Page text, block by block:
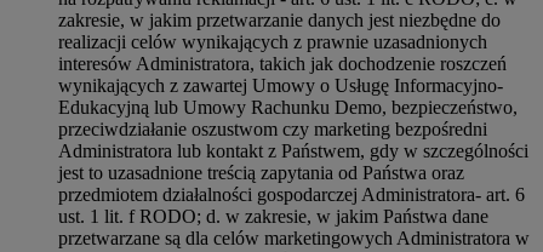
zakresie, w jakim przetwarzanie danych jest niezbędne do
realizacji celów wynikających z prawnie uzasadnionych
interesów Administratora, takich jak dochodzenie roszczeń
wynikających z zawartej Umowy o Usługę Informacyjno-
Edukacyjną lub Umowy Rachunku Demo, bezpieczeństwo,
przeciwdziałanie oszustwom czy marketing bezpośredni
Administratora lub kontakt z Państwem, gdy w szczególności
jest to uzasadnione treścią zapytania od Państwa oraz
przedmiotem działalności gospodarczej Administratora- art. 6
ust. 1 lit. f RODO; d. w zakresie, w jakim Państwa dane
przetwarzane są dla celów marketingowych Administratora w